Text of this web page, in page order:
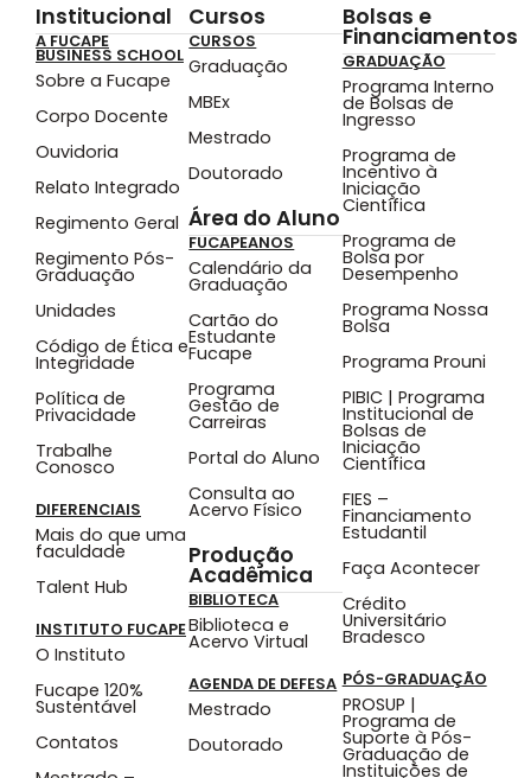
Institucional
A FUCAPE
BUSINESS SCHOOL
Sobre a Fucape
Corpo Docente
Ouvidoria
Relato Integrado
Regimento Geral
Regimento Pós-
Graduação
Unidades
Código de Ética e
Integridade
Política de
Privacidade
Trabalhe
Conosco
DIFERENCIAIS
Mais do que uma
faculdade
Talent Hub
INSTITUTO FUCAPE
O Instituto
Fucape 120%
Sustentável
Contatos
Cursos
CURSOS
Graduação
MBEx
Mestrado
Doutorado
Área do Aluno
FUCAPEANOS
Calendário da
Graduação
Cartão do
Estudante
Fucape
Programa
Gestão de
Carreiras
Portal do Aluno
Consulta ao
Acervo Físico
Produção
Acadêmica
BIBLIOTECA
Biblioteca e
Acervo Virtual
AGENDA DE DEFESA
Mestrado
Doutorado
Bolsas e
Financiamentos
GRADUAÇÃO
Programa Interno
de Bolsas de
Ingresso
Programa de
Incentivo à
Iniciação
Científica
Programa de
Bolsa por
Desempenho
Programa Nossa
Bolsa
Programa Prouni
PIBIC | Programa
Institucional de
Bolsas de
Iniciação
Científica
FIES –
Financiamento
Estudantil
Faça Acontecer
Crédito
Universitário
Bradesco
PÓS-GRADUAÇÃO
PROSUP |
Programa de
Suporte à Pós-
Graduação de
Instituições de